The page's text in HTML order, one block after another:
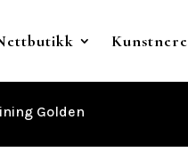
Kunstnere
Golden